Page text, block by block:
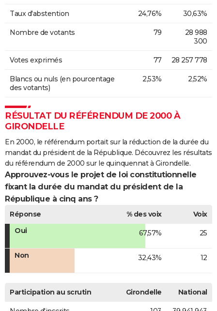
Taux d'abstention 24,76% 30,63%
Nombre de votants 79
28 988
300
Votes exprimés 77 28 257 778
Blancs ou nuls (en pourcentage
des votants)
2,53% 2,52%
RÉSULTAT DU RÉFÉRENDUM DE 2000 À
GIRONDELLE
En 2000, le référendum portait sur la réduction de la durée du
mandat du président de la République. Découvrez les résultats
du référendum de 2000 sur le quinquennat à Girondelle.
Approuvez-vous le projet de loi constitutionnelle
fixant la durée du mandat du président de la
République à cinq ans ?
Réponse % des voix
Voix
Oui
67,57% 25
Non 32,43% 12
Participation au scrutin Girondelle National